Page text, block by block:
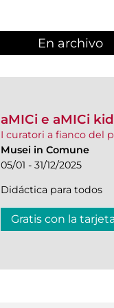
En archivo
aMICi e aMICi
I curatori a fianco del
Musei in Comune
05/01 - 31/12/2025
Didáctica para todos
Gratis con la